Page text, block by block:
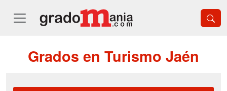
Grados en Turismo Jaén